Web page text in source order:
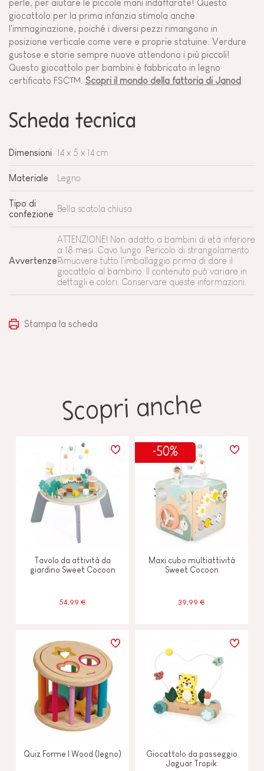
perle, per aiutare le piccole mani indaffarate! Questo
giocattolo per la prima infanzia stimola anche
l'immaginazione, poiché i diversi pezzi rimangono in
posizione verticale come vere e proprie statuine. Verdure
gustose e storie sempre nuove attendono i più piccoli!
Questo giocattolo per bambini è fabbricato in legno
certificato FSC™. Scopri il mondo della fattoria di Janod
Scheda tecnica
Dimensioni 14 x 5 x 14 cm
Materiale Legno
Tipo di
confezione
Bella scatola chiusa
Avvertenze
ATTENZIONE! Non adatto a bambini di età inferiore
a 18 mesi. Cavo lungo. Pericolo di strangolamento.
Rimuovere tutto l'imballaggio prima di dare il
giocattolo al bambino. Il contenuto può variare in
dettagli e colori. Conservare queste informazioni.
Stampa la scheda
Scopri anche
Tavolo da attività da
giardino Sweet Cocoon
54,99 €
-50%
Maxi cubo multiattività
Sweet Cocoon
39,99 €
Quiz Forme I Wood (legno)
Giocattolo da passeggio
Jaguar Tropik